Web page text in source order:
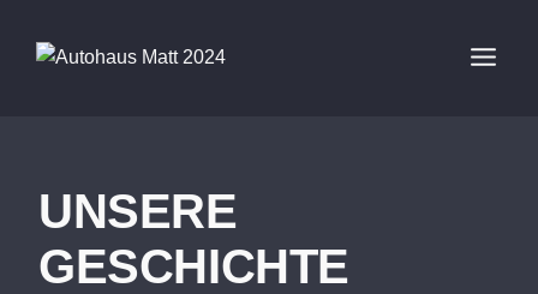
Inhalt
UNSERE
GESCHICHTE